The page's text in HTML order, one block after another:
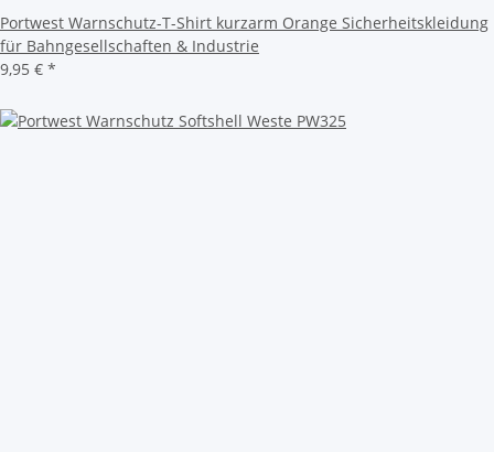
Portwest Warnschutz-T-Shirt kurzarm Orange Sicherheitskleidung
für Bahngesellschaften & Industrie
9,95 € *